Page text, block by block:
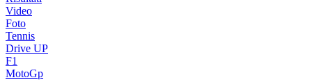
Video
Foto
Tennis
Drive UP
F1
MotoGp